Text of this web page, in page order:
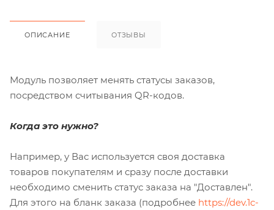
ОПИСАНИЕ ОТЗЫВЫ
Модуль позволяет менять статусы заказов,
посредством считывания QR-кодов.
Когда это нужно?
Например, у Вас используется своя доставка
товаров покупателям и сразу после доставки
необходимо сменить статус заказа на "Доставлен".
Для этого на бланк заказа (подробнее https://dev.1c-